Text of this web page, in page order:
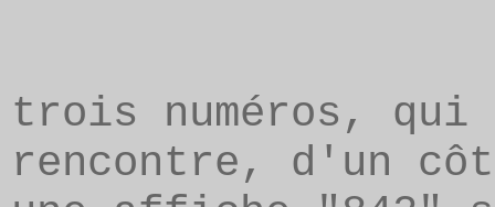
trois numéros, qui
rencontre, d'un